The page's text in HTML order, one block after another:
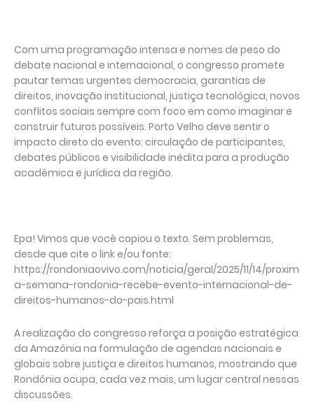
Com uma programação intensa e nomes de peso do
debate nacional e internacional, o congresso promete
pautar temas urgentes democracia, garantias de
direitos, inovação institucional, justiça tecnológica, novos
conflitos sociais sempre com foco em como imaginar e
construir futuros possíveis. Porto Velho deve sentir o
impacto direto do evento: circulação de participantes,
debates públicos e visibilidade inédita para a produção
acadêmica e jurídica da região.
Epa! Vimos que você copiou o texto. Sem problemas,
desde que cite o link e/ou fonte:
https://rondoniaovivo.com/noticia/geral/2025/11/14/proxim
a-semana-rondonia-recebe-evento-internacional-de-
direitos-humanos-do-pais.html
A realização do congresso reforça a posição estratégica
da Amazônia na formulação de agendas nacionais e
globais sobre justiça e direitos humanos, mostrando que
Rondônia ocupa, cada vez mais, um lugar central nessas
discussões.